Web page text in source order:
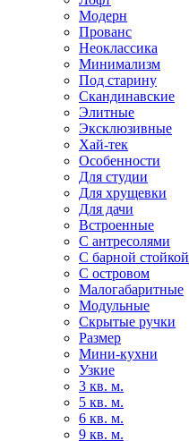
Модерн
Прованс
Неоклассика
Минимализм
Под старину
Скандинавские
Элитные
Эксклюзивные
Хай-тек
Особенности
Для студии
Для хрущевки
Для дачи
Встроенные
С антресолями
С барной стойкой
С островом
Малогабаритные
Модульные
Скрытые ручки
Размер
Мини-кухни
Узкие
3 кв. м.
5 кв. м.
6 кв. м.
9 кв. м.